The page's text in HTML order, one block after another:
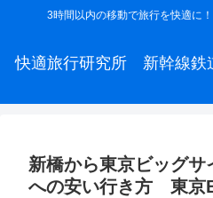
3時間以内の移動で旅行を快適に
快適旅行研究所 新幹線鉄
新橋から東京ビッグサ
への安い行き方 東京